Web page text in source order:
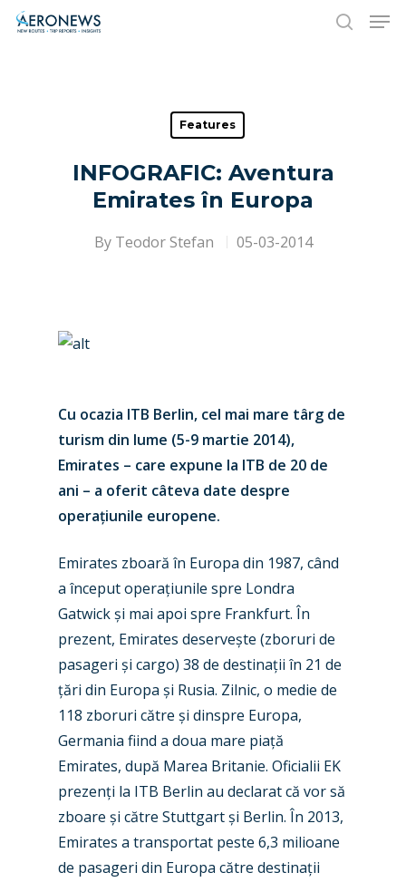
Hit enter to search or ESC to close
Features
INFOGRAFIC: Aventura
Emirates în Europa
By Teodor Stefan 05-03-2014
Cu ocazia ITB Berlin, cel mai mare târg de
turism din lume (5-9 martie 2014),
Emirates – care expune la ITB de 20 de
ani – a oferit câteva date despre
operațiunile europene.
Emirates zboară în Europa din 1987, când
a început operațiunile spre Londra
Gatwick și mai apoi spre Frankfurt. În
prezent, Emirates deservește (zboruri de
pasageri și cargo) 38 de destinații în 21 de
țări din Europa și Rusia. Zilnic, o medie de
118 zboruri către și dinspre Europa,
Germania fiind a doua mare piață
Emirates, după Marea Britanie. Oficialii EK
prezenți la ITB Berlin au declarat că vor să
zboare și către Stuttgart și Berlin. În 2013,
Emirates a transportat peste 6,3 milioane
de pasageri din Europa către destinații